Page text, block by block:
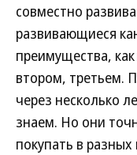
совместно
развивающиеся
преимущества,
втором, третьем.
через несколько
знаем. Но они
покупать в